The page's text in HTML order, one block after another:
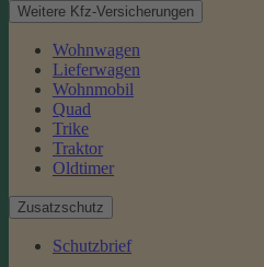
Weitere Kfz-Versicherungen
Wohnwagen
Lieferwagen
Wohnmobil
Quad
Trike
Traktor
Oldtimer
Zusatzschutz
Schutzbrief